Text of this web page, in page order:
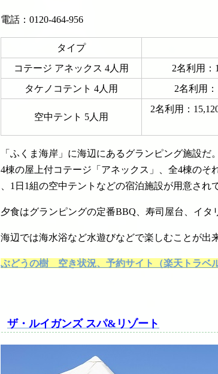
電話：0120-464-956
タイプ
コテージ アネックス 4人用
2名利用：
タケノコテント 4人用
2名利用
空中テント 5人用
2名利用：
「ふくま海岸」に海辺にあるグランピング施設だ。
4棟の屋上付コテージ「アネックス」、全4棟のそ
、1日1組の空中テントなどの宿泊施設が用意され
夕食はグランピングの定番BBQ、寿司屋台、イタ
海辺では海水浴など水遊びなどで楽しむことが出
ぶどうの樹 空き状況、予約サイト（楽天トラベ
ザ・ルイガンズ スパ&リゾート